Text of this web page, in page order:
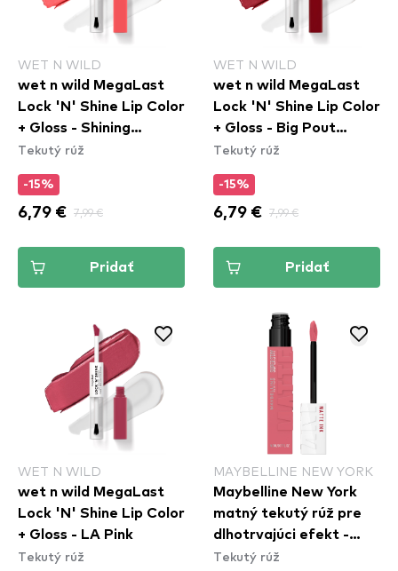
WET N WILD
wet n wild MegaLast
Lock 'N' Shine Lip Color
+ Gloss - Shining
Hibiscus
Tekutý rúž
-15%
6,79 € 7,99 €
Pridať
WET N WILD
wet n wild MegaLast
Lock 'N' Shine Lip Color
+ Gloss - Big Pout
Energy
Tekutý rúž
-15%
6,79 € 7,99 €
Pridať
WET N WILD
wet n wild MegaLast
Lock 'N' Shine Lip Color
+ Gloss - LA Pink
Tekutý rúž
MAYBELLINE NEW YORK
Maybelline New York
matný tekutý rúž pre
dlhotrvajúci efekt -
Superstay Matte Ink
Tekutý rúž